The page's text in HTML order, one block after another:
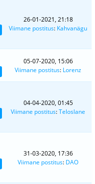
26-01-2021, 21:18
Viimane postitus: Kahvanägu
05-07-2020, 15:06
Viimane postitus: Lorenz
04-04-2020, 01:45
Viimane postitus:Teloslane
31-03-2020, 17:36
Viimane postitus: DAO